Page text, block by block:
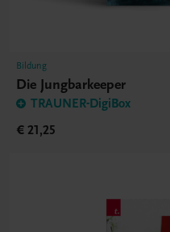
Bildung
Die Jungbarkeeper
TRAUNER-DigiBox
€ 21,25